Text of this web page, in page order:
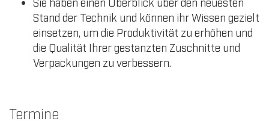
Stand der Technik und können ihr Wissen gezielt
einsetzen, um die Produktivität zu erhöhen und
die Qualität Ihrer gestanzten Zuschnitte und
Verpackungen zu verbessern.
Termine